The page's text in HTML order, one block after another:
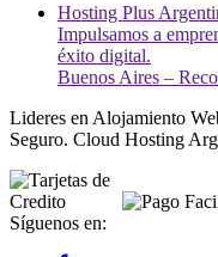
Hosting Plus
Impulsamos a
éxito digital.
Buenos Aires –
Lideres en Alojamiento
Seguro. Cloud Hosting
Síguenos en: